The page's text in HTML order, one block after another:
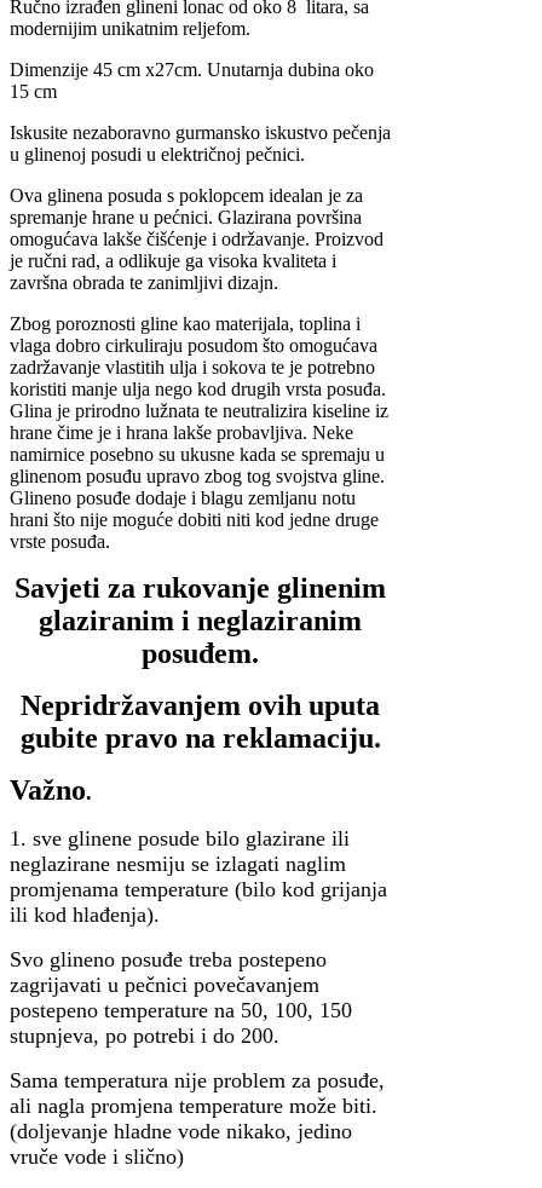
Ručno izrađen glineni lonac od oko 8 litara, sa
modernijim unikatnim reljefom.
Dimenzije 45 cm x27cm. Unutarnja dubina oko
15 cm
Iskusite nezaboravno gurmansko iskustvo pečenja
u glinenoj posudi u električnoj pečnici.
Ova glinena posuda s poklopcem idealan je za
spremanje hrane u pećnici. Glazirana površina
omogućava lakše čišćenje i održavanje. Proizvod
je ručni rad, a odlikuje ga visoka kvaliteta i
završna obrada te zanimljivi dizajn.
Zbog poroznosti gline kao materijala, toplina i
vlaga dobro cirkuliraju posudom što omogućava
zadržavanje vlastitih ulja i sokova te je potrebno
koristiti manje ulja nego kod drugih vrsta posuđa.
Glina je prirodno lužnata te neutralizira kiseline iz
hrane čime je i hrana lakše probavljiva. Neke
namirnice posebno su ukusne kada se spremaju u
glinenom posuđu upravo zbog tog svojstva gline.
Glineno posuđe dodaje i blagu zemljanu notu
hrani što nije moguće dobiti niti kod jedne druge
vrste posuđa.
Savjeti za rukovanje glinenim
glaziranim i neglaziranim
posuđem.
Nepridržavanjem ovih uputa
gubite pravo na reklamaciju.
Važno.
1. sve glinene posude bilo glazirane ili
neglazirane nesmiju se izlagati naglim
promjenama temperature (bilo kod grijanja
ili kod hlađenja).
Svo glineno posuđe treba postepeno
zagrijavati u pečnici povečavanjem
postepeno temperature na 50, 100, 150
stupnjeva, po potrebi i do 200.
Sama temperatura nije problem za posuđe,
ali nagla promjena temperature može biti.
(doljevanje hladne vode nikako, jedino
vruče vode i slično)